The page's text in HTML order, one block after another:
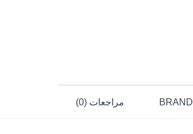
BRAND مراجعات (0)